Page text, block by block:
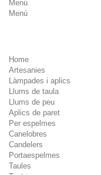
Menú
Menú
Home
Artesanies
Làmpades i aplics
Llums de taula
Llums de peu
Aplics de paret
Per espelmes
Canelobres
Candelers
Portaespelmes
Taules